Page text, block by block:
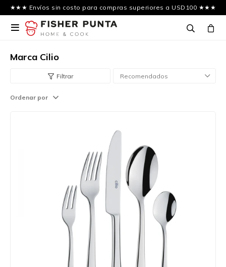
★★★ Envíos sin costo para compras superiores a USD100 ★★★

Marca Cilio
Recomendados
Ordenar por